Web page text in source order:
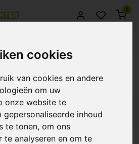
cookies
van cookies en andere
om uw
onze website te
gepersonaliseerde inhoud
te tonen, om ons
te analyseren en om te
0
met seed